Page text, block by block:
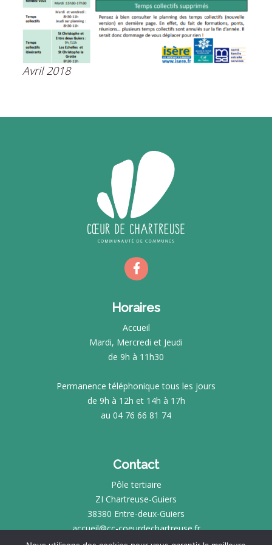
Avril 2018
Horaires
Accueil
Mardi, Mercredi et Jeudi
de 9h à 11h30
Permanence téléphonique tous les jours
de 9h à 12h et 14h à 17h
au 04 76 66 81 74
Contact
Pôle tertiaire
ZI Chartreuse-Guiers
38380 Entre-deux-Guiers
accueil@cc-coeurdechartreuse.fr